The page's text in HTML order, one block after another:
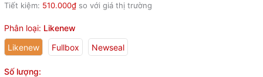
Tiết kiệm: 510.000₫ so với giá thị trường
Phân loại: Likenew
Likenew
Fullbox Newseal
Số lượng: